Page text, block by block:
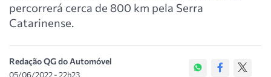
percorrerá cerca de 800 km pela Serra
Catarinense.
Redação QG do Automóvel
05/06/2022 - 22h23